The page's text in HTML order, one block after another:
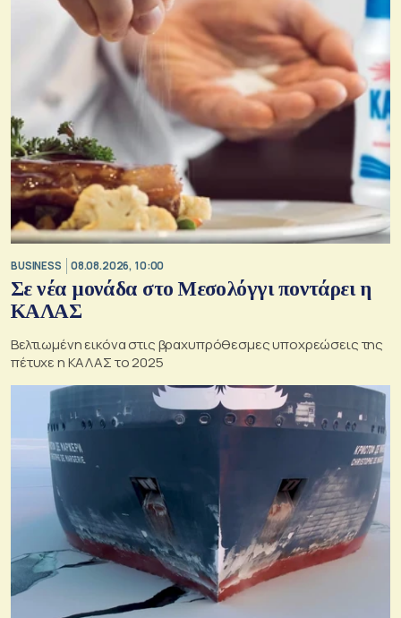
BUSINESS 08.08.2026, 10:00
Σε νέα μονάδα στο Μεσολόγγι ποντάρει η
ΚΑΛΑΣ
Βελτιωμένη εικόνα στις βραχυπρόθεσμες υποχρεώσεις της
πέτυχε η ΚΑΛΑΣ το 2025